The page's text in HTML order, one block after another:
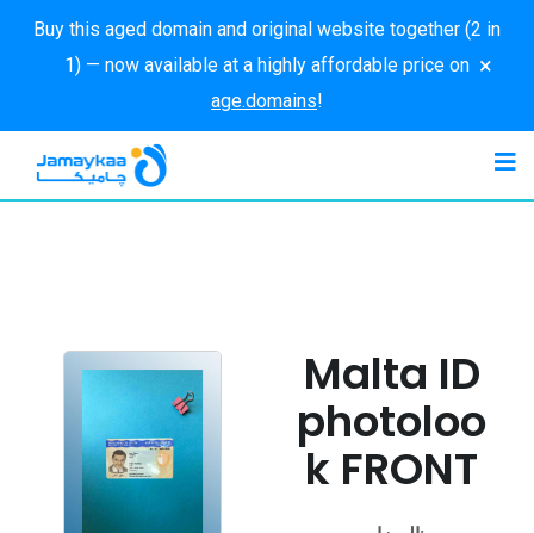
Buy this aged domain and original website together (2 in
1) — now available at a highly affordable price on
age.domains!
×
Malta ID
photoloo
k FRONT